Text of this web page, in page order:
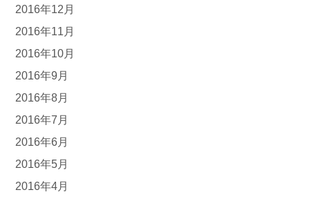
2016年12月
2016年11月
2016年10月
2016年9月
2016年8月
2016年7月
2016年6月
2016年5月
2016年4月